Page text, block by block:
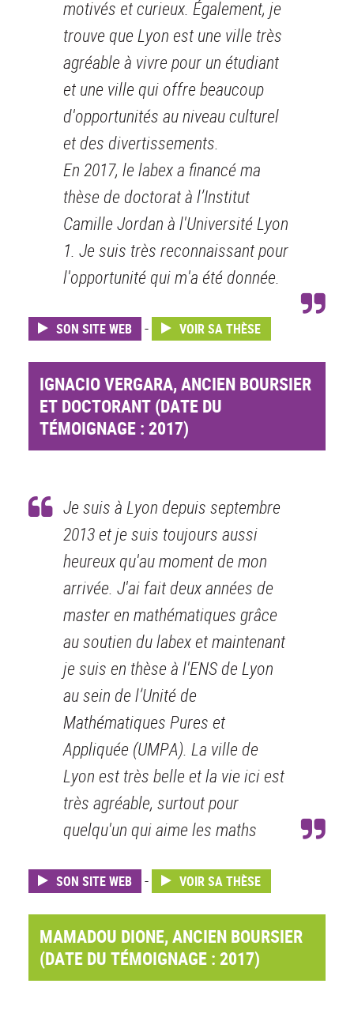
motivés et curieux. Également, je
trouve que Lyon est une ville très
agréable à vivre pour un étudiant
et une ville qui offre beaucoup
d'opportunités au niveau culturel
et des divertissements.
En 2017, le labex a financé ma
thèse de doctorat à l’Institut
Camille Jordan à l'Université Lyon
1. Je suis très reconnaissant pour
l'opportunité qui m'a été donnée.
SON SITE WEB - VOIR SA THÈSE
IGNACIO VERGARA, ANCIEN BOURSIER
ET DOCTORANT (DATE DU
TÉMOIGNAGE : 2017)
Je suis à Lyon depuis septembre
2013 et je suis toujours aussi
heureux qu'au moment de mon
arrivée. J'ai fait deux années de
master en mathématiques grâce
au soutien du labex et maintenant
je suis en thèse à l'ENS de Lyon
au sein de l’Unité de
Mathématiques Pures et
Appliquée (UMPA). La ville de
Lyon est très belle et la vie ici est
très agréable, surtout pour
quelqu'un qui aime les maths
SON SITE WEB - VOIR SA THÈSE
MAMADOU DIONE, ANCIEN BOURSIER
(DATE DU TÉMOIGNAGE : 2017)